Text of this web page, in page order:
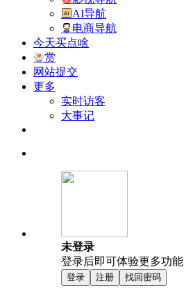
AI导航
电商导航
今天买点啥
赏
网站提交
更多
实时访客
大事记
未登录
登录后即可体验更多功能
登录 注册 找回密码